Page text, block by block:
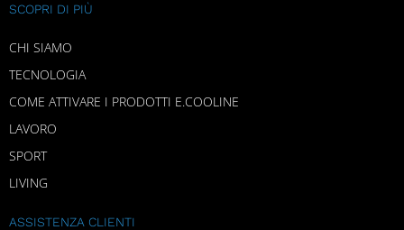
SCOPRI DI PIÙ
CHI SIAMO
TECNOLOGIA
COME ATTIVARE I PRODOTTI E.COOLINE
LAVORO
SPORT
LIVING
ASSISTENZA CLIENTI